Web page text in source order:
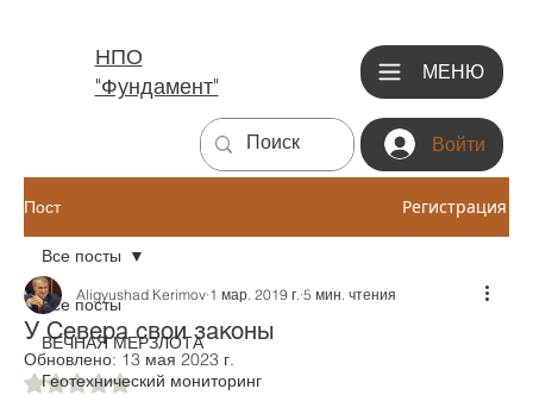
МЕНЮ
Войти
НПО
"Фундамент"
Пост Регистрация
Все посты
ВЕЧНАЯ МЕРЗЛОТА
Геотехнический мониторинг
Все посты
У Севера свои законы
Aligyushad Kerimov 1 мар. 2019 г. 5 мин. чтения
Обновлено: 13 мая 2023 г.
Оценка: не число из 5 звезд.